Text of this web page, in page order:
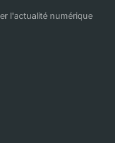
l'actualité numérique